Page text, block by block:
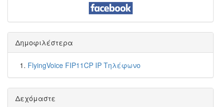
Δημοφιλέστερα
FlyingVoice FIP11CP IP Τηλέφωνο
Δεχόμαστε